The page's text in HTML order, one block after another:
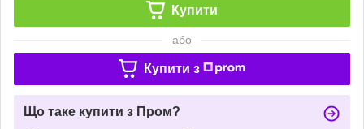
Купити
або
Купити з
Що таке купити з Пром?